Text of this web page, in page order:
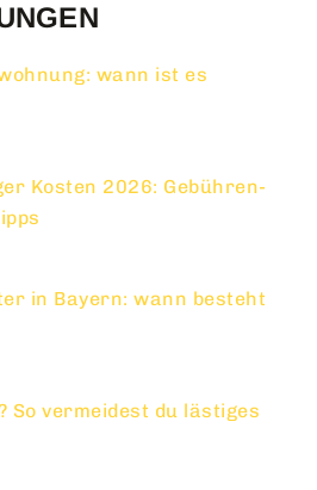
wann ist es
Kosten 2026: Gebühren-
in Bayern: wann besteht
So vermeidest du lästiges